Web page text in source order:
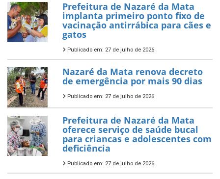
Prefeitura de Nazaré da Mata
implanta primeiro ponto fixo de
vacinação antirrábica para cães e
gatos
Publicado em: 27 de julho de 2026
Nazaré da Mata renova decreto
de emergência por mais 90 dias
Publicado em: 27 de julho de 2026
Prefeitura de Nazaré da Mata
oferece serviço de saúde bucal
para criancas e adolescentes com
deficiência
Publicado em: 27 de julho de 2026